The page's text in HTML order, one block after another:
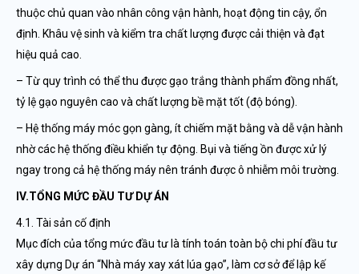
thuộc chủ quan vào nhân công vận hành, hoạt động tin cậy, ổn
định. Khâu vệ sinh và kiểm tra chất lượng được cải thiện và đạt
hiệu quả cao.
– Từ quy trình có thể thu được gạo trắng thành phẩm đồng nhất,
tỷ lệ gạo nguyên cao và chất lượng bề mặt tốt (độ bóng).
– Hệ thống máy móc gọn gàng, ít chiếm mặt bằng và dễ vận hành
nhờ các hệ thống điều khiển tự động. Bụi và tiếng ồn được xử lý
ngay trong cả hệ thống máy nên tránh được ô nhiễm môi trường.
IV.TỔNG MỨC ĐẦU TƯ DỰ ÁN
4.1. Tài sản cố định
Mục đích của tổng mức đầu tư là tính toán toàn bộ chi phí đầu tư
xây dựng Dự án “Nhà máy xay xát lúa gạo”, làm cơ sở để lập kế